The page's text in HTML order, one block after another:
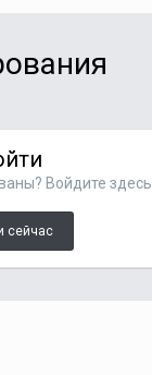
Войдите здесь.
сейчас